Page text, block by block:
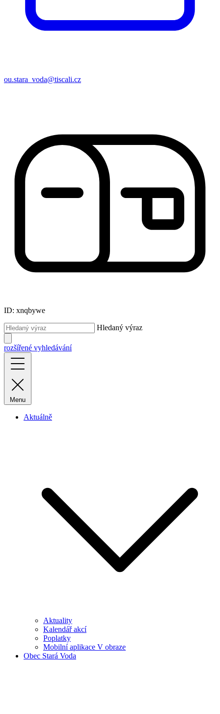
ou.stara_voda@tiscali.cz
ID: xnqbywe
Hledaný výraz
rozšířené vyhledávání
Menu
Aktuálně
Aktuality
Kalendář akcí
Poplatky
Mobilní aplikace V obraze
Obec Stará Voda